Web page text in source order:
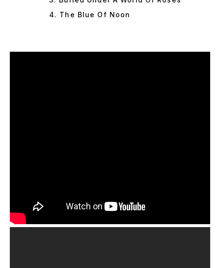
4. The Blue Of Noon